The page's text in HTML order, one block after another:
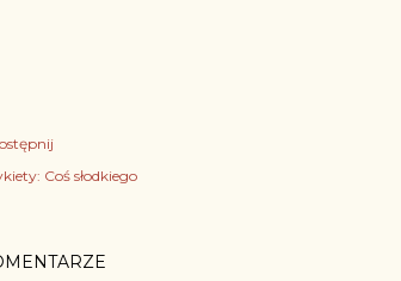
Coś słodkiego